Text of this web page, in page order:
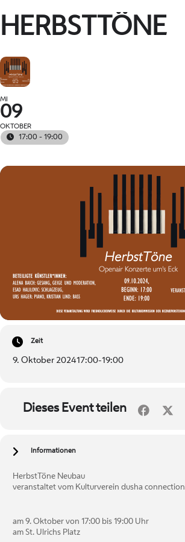
HERBSTTÖNE
MI
09
OKTOBER
17:00 - 19:00
Zeit
9. Oktober 202417:00-19:00
Dieses Event teilen
Informationen
HerbstTöne Neubau
veranstaltet vom Kulturverein dusha connection
am 9. Oktober von 17:00 bis 19:00 Uhr
am St. Ulrichs Platz